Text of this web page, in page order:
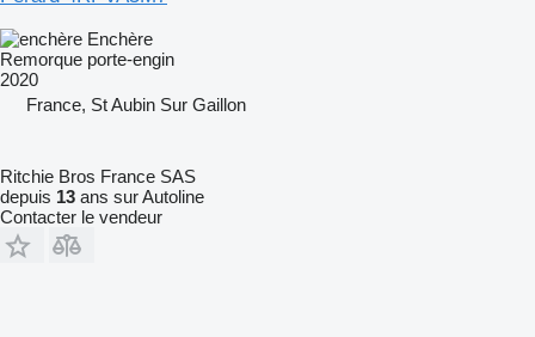
Enchère
Remorque porte-engin
2020
France, St Aubin Sur Gaillon
Ritchie Bros France SAS
depuis 13 ans sur Autoline
Contacter le vendeur